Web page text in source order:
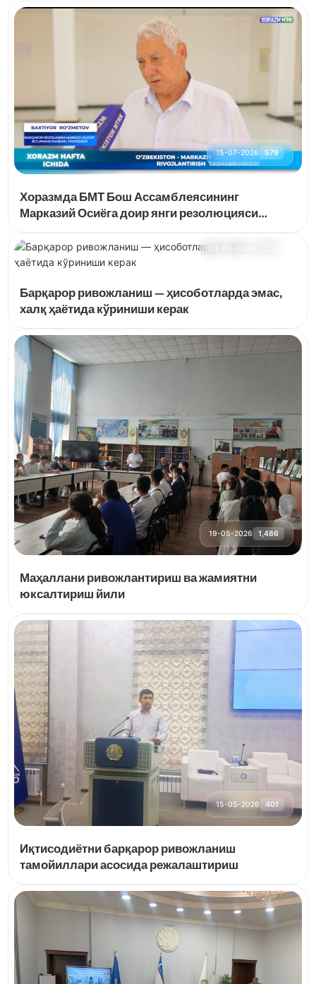
15-07-2026 579
Хоразмда БМТ Бош Ассамблеясининг
Марказий Осиёга доир янги резолюцияси
03-06-2026
Барқарор ривожланиш — ҳисоботларда эмас,
халқ ҳаётида кўриниши керак
19-05-2026 1,486
Маҳаллани ривожлантириш ва жамиятни
юксалтириш йили
15-05-2026 401
Иқтисодиётни барқарор ривожланиш
тамойиллари асосида режалаштириш